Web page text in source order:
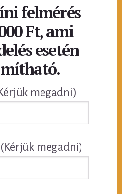
felmérés
Ft, ami
esetén
megadni)
megadni)